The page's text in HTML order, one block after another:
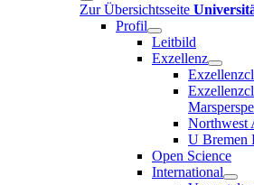
Zur Übersichtsseite
Profil
Leitbild
Exzellenz
Northwest
U Bremen
Open Science
International